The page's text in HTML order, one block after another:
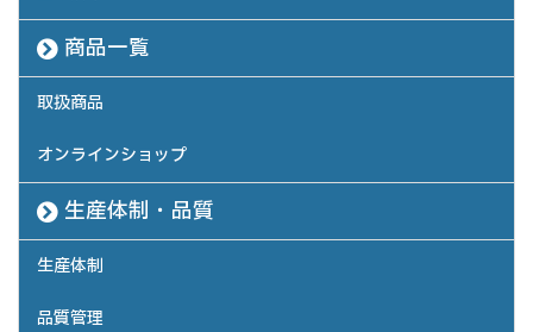
商品一覧
取扱商品
オンラインショップ
生産体制・品質
生産体制
品質管理